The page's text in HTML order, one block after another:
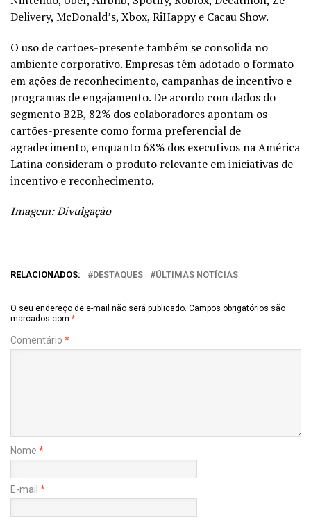
Delivery, McDonald’s, Xbox, RiHappy e Cacau Show.
O uso de cartões-presente também se consolida no
ambiente corporativo. Empresas têm adotado o formato
em ações de reconhecimento, campanhas de incentivo e
programas de engajamento. De acordo com dados do
segmento B2B, 82% dos colaboradores apontam os
cartões-presente como forma preferencial de
agradecimento, enquanto 68% dos executivos na América
Latina consideram o produto relevante em iniciativas de
incentivo e reconhecimento.
Imagem: Divulgação
RELACIONADOS: DESTAQUES ÚLTIMAS NOTÍCIAS
O seu endereço de e-mail não será publicado. Campos obrigatórios são
marcados com *
Comentário *
Nome *
E-mail *